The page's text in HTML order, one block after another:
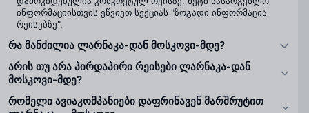
ინფორმაციისთვის ეწვიეთ სექციას "ზოგადი ინფორმაცია
რეისებზე".
რა მანძილია ლარნაკა-დან მოსკოვი-მდე?
არის თუ არა პირდაპირი რეისები ლარნაკა-დან
მოსკოვი-მდე?
რომელი ავიაკომპანიები დაფრინავენ მარშრუტით